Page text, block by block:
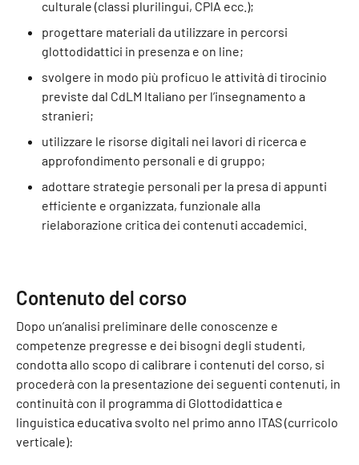
culturale (classi plurilingui, CPIA ecc.);
progettare materiali da utilizzare in percorsi
glottodidattici in presenza e on line;
svolgere in modo più proficuo le attività di tirocinio
previste dal CdLM Italiano per l’insegnamento a
stranieri;
utilizzare le risorse digitali nei lavori di ricerca e
approfondimento personali e di gruppo;
adottare strategie personali per la presa di appunti
efficiente e organizzata, funzionale alla
rielaborazione critica dei contenuti accademici.
Contenuto del corso
Dopo un’analisi preliminare delle conoscenze e
competenze pregresse e dei bisogni degli studenti,
condotta allo scopo di calibrare i contenuti del corso, si
procederà con la presentazione dei seguenti contenuti, in
continuità con il programma di Glottodidattica e
linguistica educativa svolto nel primo anno ITAS (curricolo
verticale):